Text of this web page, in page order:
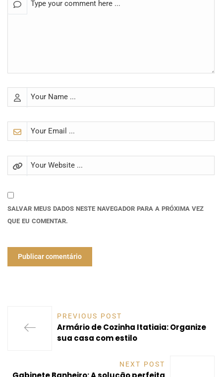
SALVAR MEUS DADOS NESTE NAVEGADOR PARA A PRÓXIMA VEZ
QUE EU COMENTAR.
PREVIOUS POST
Armário de Cozinha Itatiaia: Organize
sua casa com estilo
NEXT POST